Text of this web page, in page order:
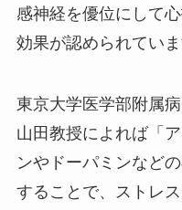
感神経を優位にして
効果が認められていま
東京大学医学部附属
山田教授によれば「
ンやドーパミンなど
することで、ストレ